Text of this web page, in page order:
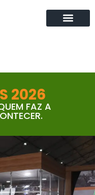
2026
FAZ A